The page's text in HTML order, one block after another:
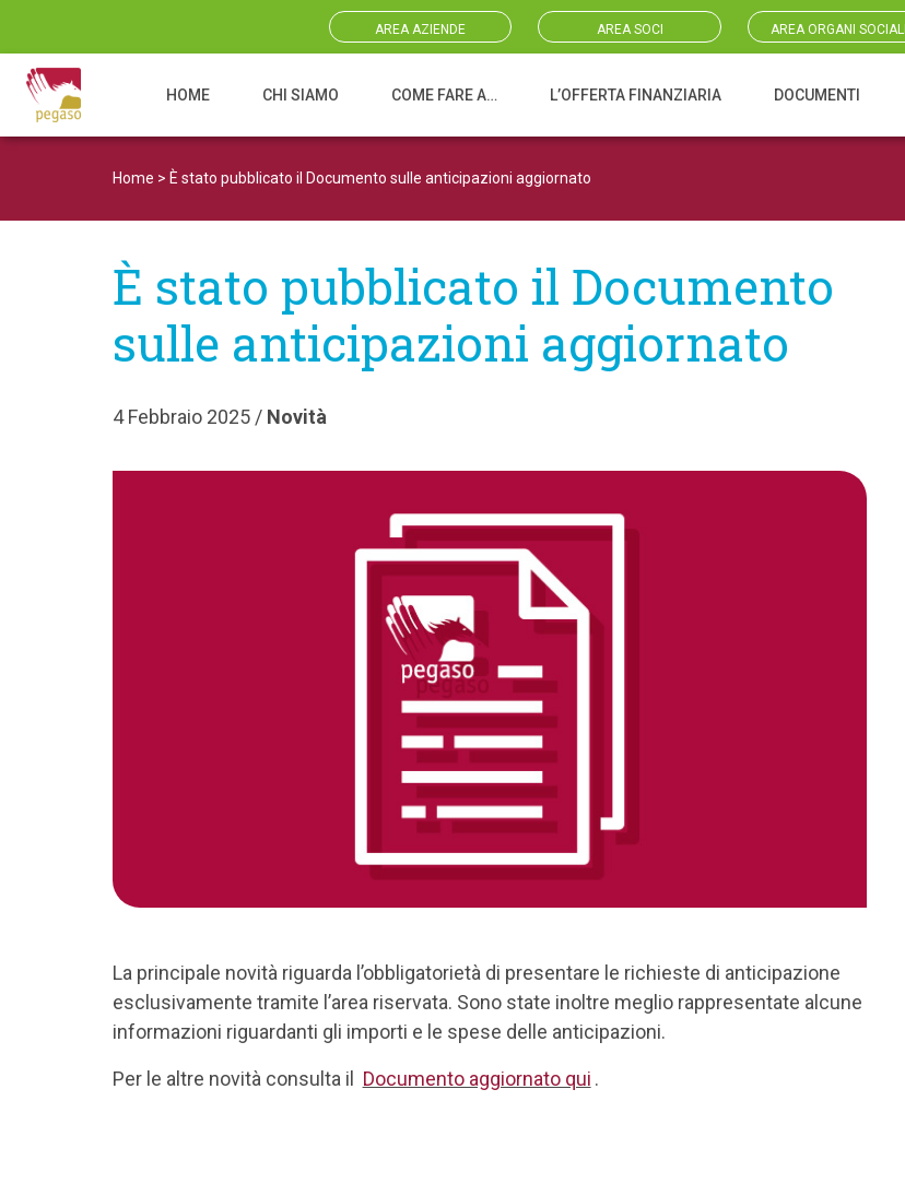
AREA AZIENDE AREA SOCI AREA ORGANI SOCIALI
Navigazione principale
HOME CHI SIAMO COME FARE A… L’OFFERTA FINANZIARIA DOCUMENTI
Home > È stato pubblicato il Documento sulle anticipazioni aggiornato
È stato pubblicato il Documento
sulle anticipazioni aggiornato
4 Febbraio 2025 / Novità
La principale novità riguarda l’obbligatorietà di presentare le richieste di anticipazione
esclusivamente tramite l’area riservata. Sono state inoltre meglio rappresentate alcune
informazioni riguardanti gli importi e le spese delle anticipazioni.
Per le altre novità consulta il Documento aggiornato qui .